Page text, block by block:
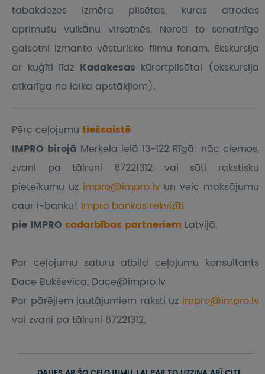
tabakdozes izmēra pilsētas, kuras atrodas
aprimušu vulkānu virsotnēs. Nereti to senatnīgo
gaisotni izmanto vēsturisko filmu fonam. Ekskursija
ar kuģīti līdz Kadakesas kūrortpilsētai (ekskursija
atkarīga no laika apstākļiem).
Pērc ceļojumu tiešsaistē
IMPRO birojā Merķela ielā 13-122 Rīgā: nāc ciemos,
zvani pa tālruni 67221312 vai sūti rakstisku
pieteikumu uz impro@impro.lv un veic maksājumu
caur i-banku! Impro bankas rekvizīti
pie IMPRO sadarbības partneriem Latvijā.
Par ceļojumu saturu atbild ceļojumu konsultants
Dace Bukševica, Dace@impro.lv
Par pārējiem jautājumiem raksti uz impro@impro.lv
vai zvani pa tālruni 67221312.